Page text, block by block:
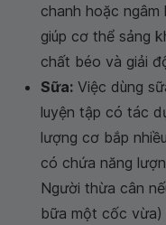
chanh hoặc ngâm
giúp cơ thể sảng
chất béo và giải
Sữa: Việc dùng
luyện tập có tác
lượng cơ bắp
có chứa năng
Người thừa cân
bữa một cốc vừa)